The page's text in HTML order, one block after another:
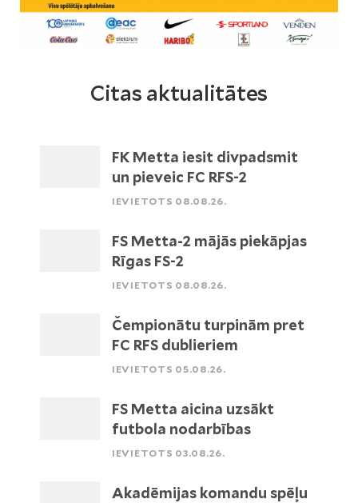
Citas aktualitātes
FK Metta iesit divpadsmit
un pieveic FC RFS-2
IEVIETOTS 08.08.26.
FS Metta-2 mājās piekāpjas
Rīgas FS-2
IEVIETOTS 08.08.26.
Čempionātu turpinām pret
FC RFS dublieriem
IEVIETOTS 05.08.26.
FS Metta aicina uzsākt
futbola nodarbības
IEVIETOTS 03.08.26.
Akadēmijas komandu spēļu